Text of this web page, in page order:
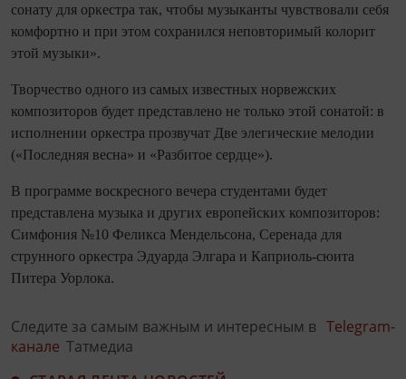
сонату для оркестра так, чтобы музыканты чувствовали себя
комфортно и при этом сохранился неповторимый колорит
этой музыки».
Творчество одного из самых известных норвежских
композиторов будет представлено не только этой сонатой: в
исполнении оркестра прозвучат Две элегические мелодии
(«Последняя весна» и «Разбитое сердце»).
В программе воскресного вечера студентами будет
представлена музыка и других европейских композиторов:
Симфония №10 Феликса Мендельсона, Серенада для
струнного оркестра Эдуарда Элгара и Каприоль-сюита
Питера Уорлока.
Следите за самым важным и интересным в Telegram-
канале Татмедиа